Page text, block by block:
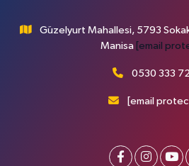
Güzelyurt Mahallesi, 5793
Manisa [email
0530 333
[email